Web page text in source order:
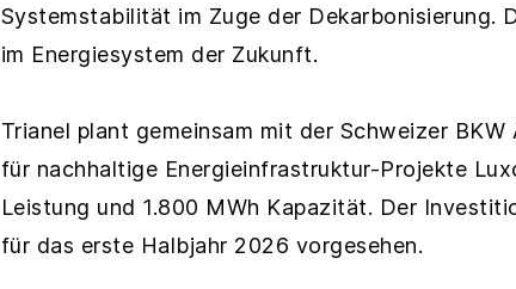
Systemstabilität im Zuge der Dekarbonisierung.
im Energiesystem der Zukunft.
Trianel plant gemeinsam mit der Schweizer
für nachhaltige Energieinfrastruktur-Projekte
Leistung und 1.800 MWh Kapazität. Der
für das erste Halbjahr 2026 vorgesehen.